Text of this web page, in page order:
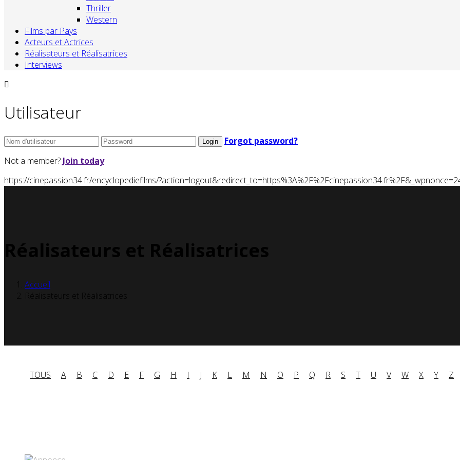
Thriller
Western
Films par Pays
Acteurs et Actrices
Réalisateurs et Réalisatrices
Interviews
Utilisateur
Forgot password?
Not a member? Join today
https://cinepassion34.fr/encyclopediefilms/
Réalisateurs et Réalisatrices
Accueil
Réalisateurs et Réalisatrices
TOUS A B C D E F G H I J K L M N O P Q R S T U V W X Y Z